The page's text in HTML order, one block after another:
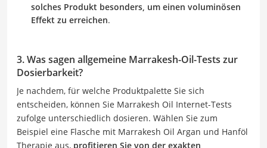
solches Produkt besonders, um einen voluminösen
Effekt zu erreichen.
3. Was sagen allgemeine Marrakesh-Oil-Tests zur
Dosierbarkeit?
Je nachdem, für welche Produktpalette Sie sich
entscheiden, können Sie Marrakesh Oil Internet-Tests
zufolge unterschiedlich dosieren. Wählen Sie zum
Beispiel eine Flasche mit Marrakesh Oil Argan und Hanföl
Therapie aus, profitieren Sie von der exakten